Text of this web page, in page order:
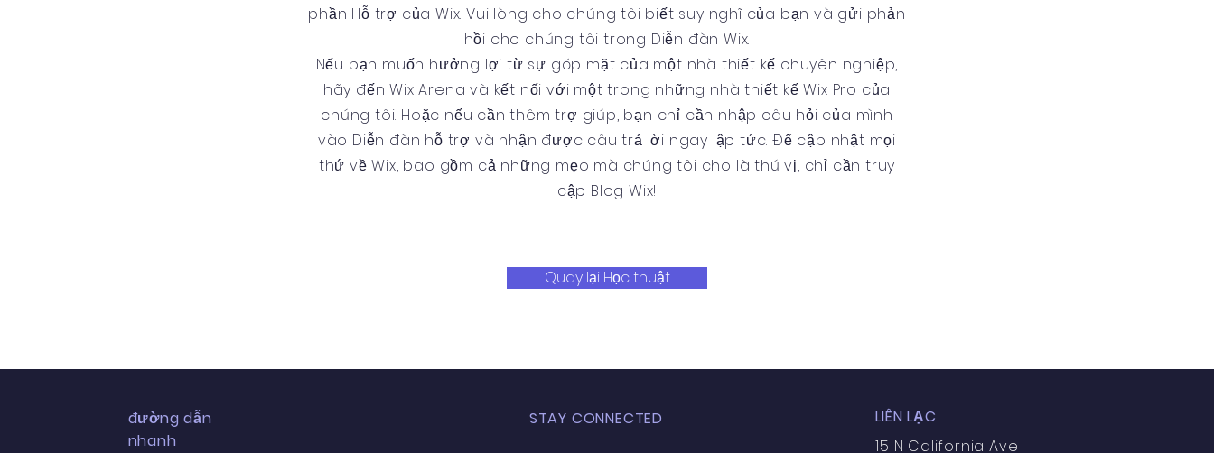
phần Hỗ trợ của Wix. Vui lòng cho chúng tôi biết suy nghĩ của bạn và gửi phản
hồi cho chúng tôi trong Diễn đàn Wix.
Nếu bạn muốn hưởng lợi từ sự góp mặt của một nhà thiết kế chuyên nghiệp,
hãy đến Wix Arena và kết nối với một trong những nhà thiết kế Wix Pro của
chúng tôi. Hoặc nếu cần thêm trợ giúp, bạn chỉ cần nhập câu hỏi của mình
vào Diễn đàn hỗ trợ và nhận được câu trả lời ngay lập tức. Để cập nhật mọi
thứ về Wix, bao gồm cả những mẹo mà chúng tôi cho là thú vị, chỉ cần truy
cập Blog Wix!
Quay lại Học thuật
đường dẫn
nhanh
STAY CONNECTED
LIÊN LẠC
15 N California Ave